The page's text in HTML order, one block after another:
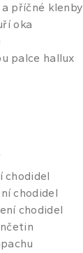
příčné klenby
oka
palce hallux
chodidel
chodidel
chodidel